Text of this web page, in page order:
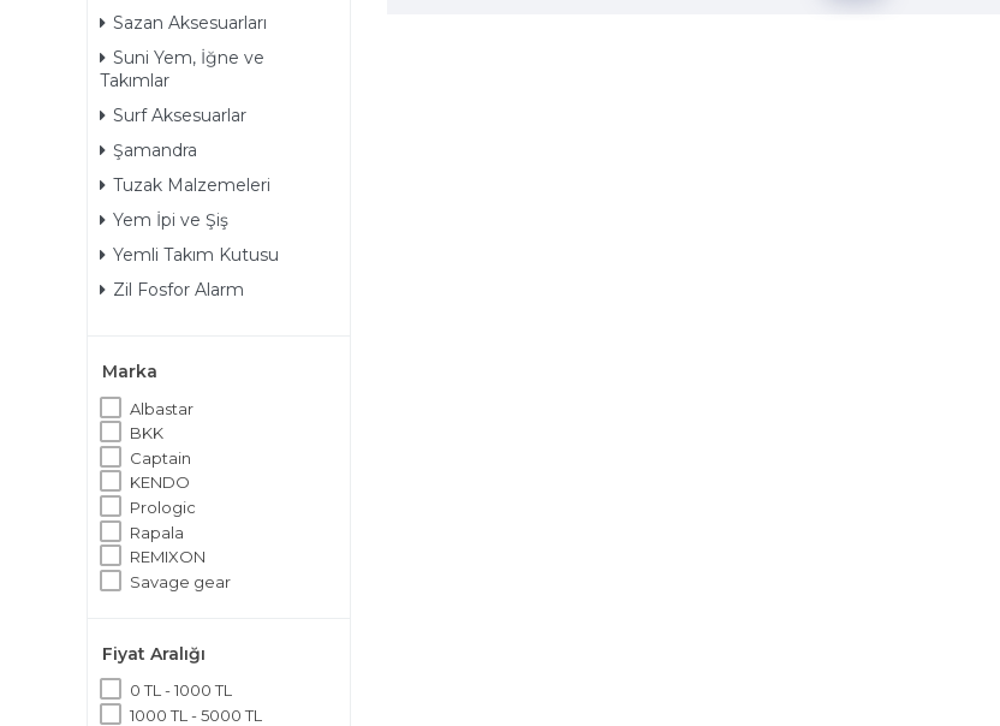
Sazan Aksesuarları
Suni Yem, İğne ve
Takımlar
Surf Aksesuarlar
Şamandra
Tuzak Malzemeleri
Yem İpi ve Şiş
Yemli Takım Kutusu
Zil Fosfor Alarm
Marka
Albastar
BKK
Captain
KENDO
Prologic
Rapala
REMIXON
Savage gear
Fiyat Aralığı
0 TL - 1000 TL
1000 TL - 5000 TL